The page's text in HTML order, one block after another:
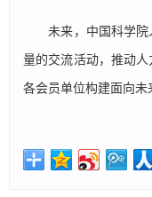
未来，中国科学院
量的交流活动，推动
各会员单位构建面向未